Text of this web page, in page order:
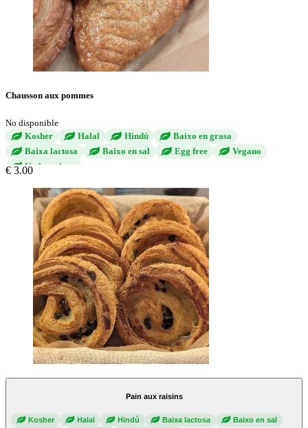
Chausson aux pommes
No disponible
Kosher
Halal Hindú
Baixo en grasa
Baixa lactosa
Baixo en sal Egg free
Vegano
Vechetariano
€ 3.00
Pain aux raisins
Kosher Halal Hindú Baixa lactosa
Baixo en sal